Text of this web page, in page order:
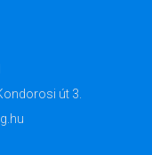
út 3.